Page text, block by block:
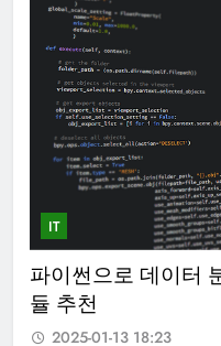
IT
추천 시스템 알고리
사례 분석
2025-01-13 18:23